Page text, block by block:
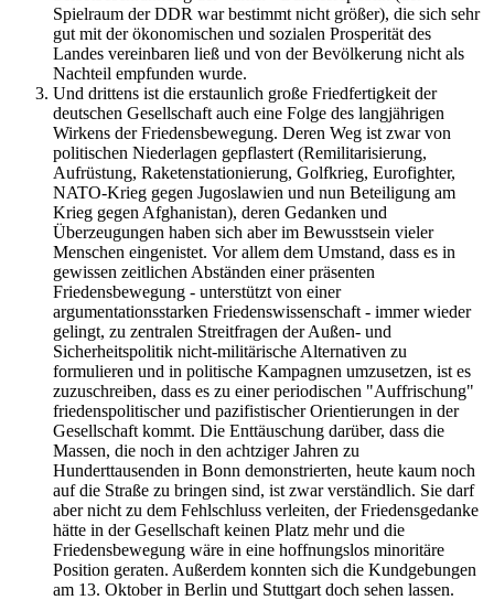
Spielraum der DDR war bestimmt nicht größer), die sich sehr
gut mit der ökonomischen und sozialen Prosperität des
Landes vereinbaren ließ und von der Bevölkerung nicht als
Nachteil empfunden wurde.
Und drittens ist die erstaunlich große Friedfertigkeit der
deutschen Gesellschaft auch eine Folge des langjährigen
Wirkens der Friedensbewegung. Deren Weg ist zwar von
politischen Niederlagen gepflastert (Remilitarisierung,
Aufrüstung, Raketenstationierung, Golfkrieg, Eurofighter,
NATO-Krieg gegen Jugoslawien und nun Beteiligung am
Krieg gegen Afghanistan), deren Gedanken und
Überzeugungen haben sich aber im Bewusstsein vieler
Menschen eingenistet. Vor allem dem Umstand, dass es in
gewissen zeitlichen Abständen einer präsenten
Friedensbewegung - unterstützt von einer
argumentationsstarken Friedenswissenschaft - immer wieder
gelingt, zu zentralen Streitfragen der Außen- und
Sicherheitspolitik nicht-militärische Alternativen zu
formulieren und in politische Kampagnen umzusetzen, ist es
zuzuschreiben, dass es zu einer periodischen "Auffrischung"
friedenspolitischer und pazifistischer Orientierungen in der
Gesellschaft kommt. Die Enttäuschung darüber, dass die
Massen, die noch in den achtziger Jahren zu
Hunderttausenden in Bonn demonstrierten, heute kaum noch
auf die Straße zu bringen sind, ist zwar verständlich. Sie darf
aber nicht zu dem Fehlschluss verleiten, der Friedensgedanke
hätte in der Gesellschaft keinen Platz mehr und die
Friedensbewegung wäre in eine hoffnungslos minoritäre
Position geraten. Außerdem konnten sich die Kundgebungen
am 13. Oktober in Berlin und Stuttgart doch sehen lassen.